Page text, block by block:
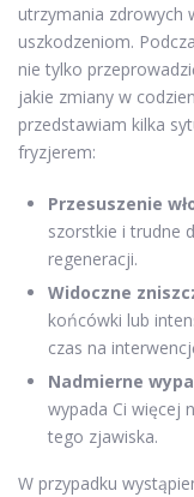
utrzymania zdrowych
uszkodzeniom.
nie tylko
jakie zmiany w
przedstawiam kilka
fryzjerem:
Przesuszenie
szorstkie i trudne
regeneracji.
Widoczne
końcówki lub
czas na
Nadmierne
wypada Ci więcej
tego zjawiska.
W przypadku